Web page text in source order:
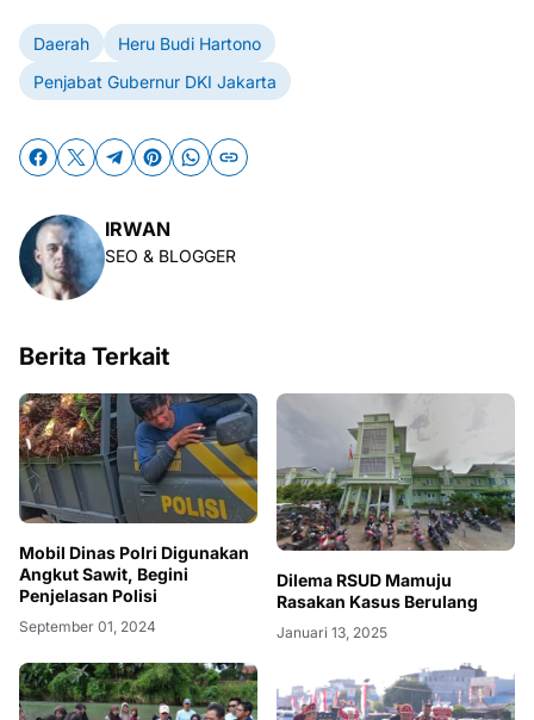
Daerah
Heru Budi Hartono
Penjabat Gubernur DKI Jakarta
IRWAN
SEO & BLOGGER
Berita Terkait
Mobil Dinas Polri Digunakan
Angkut Sawit, Begini
Penjelasan Polisi
September 01, 2024
Dilema RSUD Mamuju
Rasakan Kasus Berulang
Januari 13, 2025